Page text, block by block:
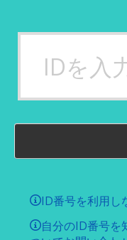
ID番号を利用し
自分のID番号を